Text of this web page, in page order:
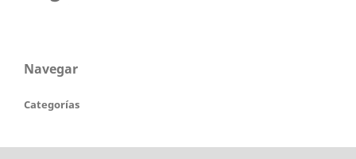
Navegar
Categorías